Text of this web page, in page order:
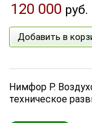
120 000 руб.
Добавить в
Нимфор Р.
техническое